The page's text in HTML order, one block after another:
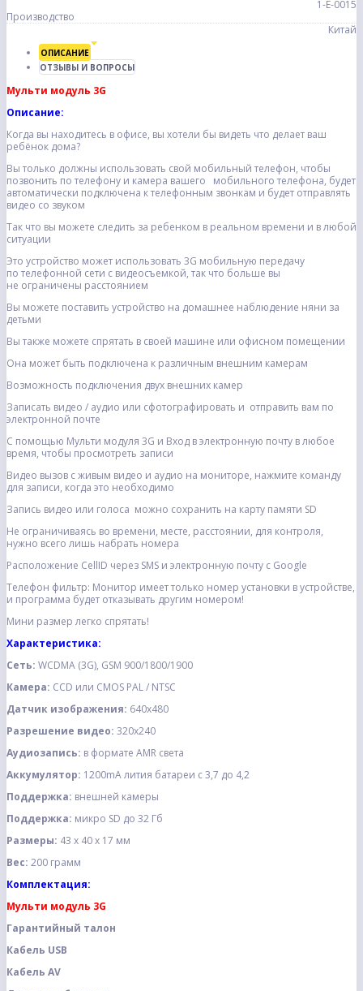
1-Е-0015
Производство
Китай
ОПИСАНИЕ
ОТЗЫВЫ И ВОПРОСЫ
Мульти модуль 3G
Описание:
Когда вы находитесь в офисе, вы хотели бы видеть что делает ваш
ребёнок дома?
Вы только должны использовать свой мобильный телефон, чтобы
позвонить по телефону и камера вашего мобильного телефона, будет
автоматически подключена к телефонным звонкам и будет отправлять
видео со звуком
Так что вы можете следить за ребенком в реальном времени и в любой
ситуации
Это устройство может использовать 3G мобильную передачу
по телефонной сети с видеосъемкой, так что больше вы
не ограничены расстоянием
Вы можете поставить устройство на домашнее наблюдение няни за
детьми
Вы также можете спрятать в своей машине или офисном помещении
Она может быть подключена к различным внешним камерам
Возможность подключения двух внешних камер
Записать видео / аудио или сфотографировать и отправить вам по
электронной почте
С помощью Мульти модуля 3G и Вход в электронную почту в любое
время, чтобы просмотреть записи
Видео вызов с живым видео и аудио на мониторе, нажмите команду
для записи, когда это необходимо
Запись видео или голоса можно сохранить на карту памяти SD
Не ограничиваясь во времени, месте, расстоянии, для контроля,
нужно всего лишь набрать номера
Расположение CellID через SMS и электронную почту с Google
Телефон фильтр: Монитор имеет только номер установки в устройстве,
и программа будет отказывать другим номером!
Мини размер легко спрятать!
Характеристика:
Сеть: WCDMA (3G), GSM 900/1800/1900
Камера: CCD или CMOS PAL / NTSC
Датчик изображения: 640x480
Разрешение видео: 320x240
Аудиозапись: в формате AMR света
Аккумулятор: 1200mA лития батареи с 3,7 до 4,2
Поддержка: внешней камеры
Поддержка: микро SD до 32 Гб
Размеры: 43 х 40 х 17 мм
Вес: 200 грамм
Комплектация:
Мульти модуль 3G
Гарантийный талон
Кабель USB
Кабель АV